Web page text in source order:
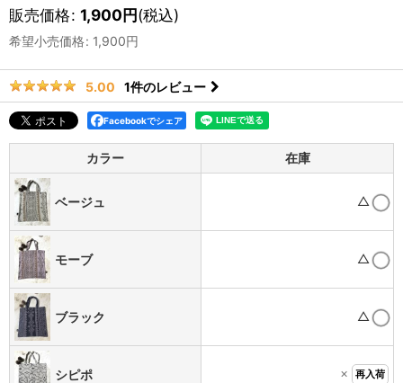
販売価格: 1,900円(税込)
希望小売価格: 1,900円
5.00 1件のレビュー
Facebookでシェア
カラー 在庫
ベージュ △
モーブ △
ブラック △
シピポ × 再入荷